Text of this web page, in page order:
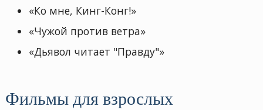
«Ко мне, Кинг-Конг!»
«Чужой против ветра»
«Дьявол читает "Правду"»
Фильмы для взрослых